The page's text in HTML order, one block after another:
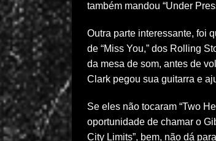
também mandou “Under
Outra parte interessante, foi
de “Miss You,” dos Rolling
da mesa de som, antes de
Clark pegou sua guitarra e
Se eles não tocaram “Two
oportunidade de chamar o
City Limits”, bem, não dá